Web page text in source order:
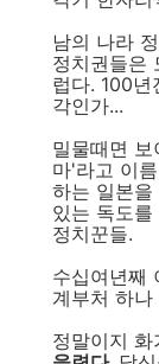
남의 나라
정치권들은
럽다. 100년
각인가...
밀물때면
마'라고 이
하는 일본을
있는 독도
정치꾼들.
수십여년째
계부처 하
정말이지